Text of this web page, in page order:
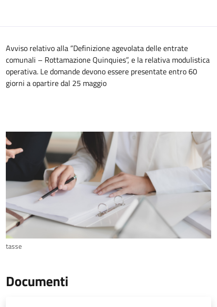
Avviso relativo alla “Definizione agevolata delle entrate
comunali – Rottamazione Quinquies”, e la relativa modulistica
operativa. Le domande devono essere presentate entro 60
giorni a opartire dal 25 maggio
tasse
Documenti